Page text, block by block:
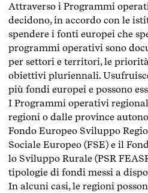
Attraverso i Programmi
decidono, in accordo con le
spendere i fonti europei che
programmi operativi sono
per settori e territori, le
obiettivi pluriennali.
più fondi europei e possono
I Programmi operativi
regioni o dalle province
Fondo Europeo Sviluppo
Sociale Europeo (FSE) e il
lo Sviluppo Rurale (PSR
tipologie di fondi messi a
In alcuni casi, le regioni